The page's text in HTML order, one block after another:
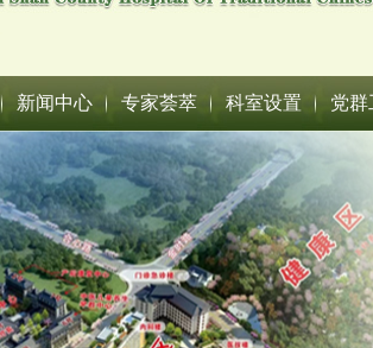
新闻中心 专家荟萃 科室设置 党群